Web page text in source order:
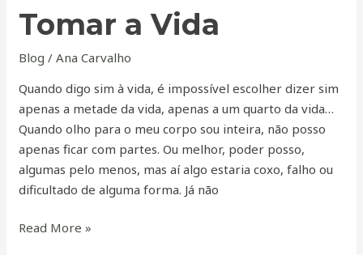
Tomar a Vida
Blog /Ana Carvalho
Quando digo sim à vida, é impossível escolher dizer sim
apenas a metade da vida, apenas a um quarto da vida…
Quando olho para o meu corpo sou inteira, não posso
apenas ficar com partes. Ou melhor, poder posso,
algumas pelo menos, mas aí algo estaria coxo, falho ou
dificultado de alguma forma. Já não
Read More »